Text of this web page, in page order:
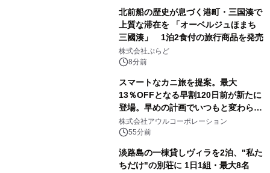
北前船の歴史が息づく港町・三国湊で
上質な滞在を 「オーベルジュほまち
三國湊」 1泊2食付の旅行商品を発売
株式会社ぷらど
8分前
スマートなカニ旅を提案。最大
13％OFFとなる早割120日前が新たに
登場。早めの計画でいつもと変わらぬ
大人の冬旅を。ー夕日ヶ浦温泉「佳松
苑 別邸ふうか」ー
株式会社アウルコーポレーション
55分前
淡路島の一棟貸しヴィラを2泊、"私た
ちだけ"の別荘に 1日1組・最大8名